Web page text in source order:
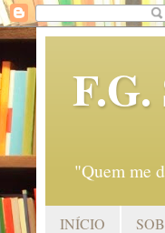
"Quem me
INÍCIO